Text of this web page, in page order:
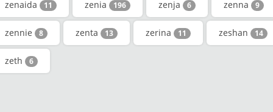
zenaida 11 zenia 196 zenja 6 zenna 9
zennie 8 zenta 13 zerina 11 zeshan 14
zeth 6